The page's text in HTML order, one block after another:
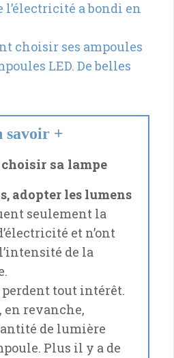
l’électricité a bondi en
choisir ses ampoules
LED. De belles
savoir +
sa lampe
adopter les lumens
seulement la
et n’ont
de la
perdent tout intérêt.
en revanche,
de lumière
Plus il y a de